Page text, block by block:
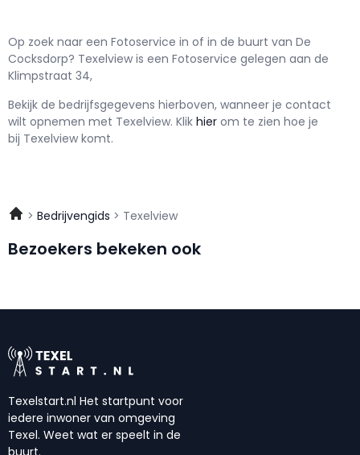
Op zoek naar een Fotoservice in of in de buurt van De
Cocksdorp? Texelview is een Fotoservice gelegen aan de
Klimpstraat 34,
Bekijk de bedrijfsgegevens hierboven, wanneer je contact
wilt opnemen met Texelview. Klik hier om te zien hoe je
bij Texelview komt.
Bedrijvengids Texelview
Bezoekers bekeken ook
Texelstart.nl Het startpunt voor
iedere inwoner van omgeving
Texel. Weet wat er speelt in de
buurt.